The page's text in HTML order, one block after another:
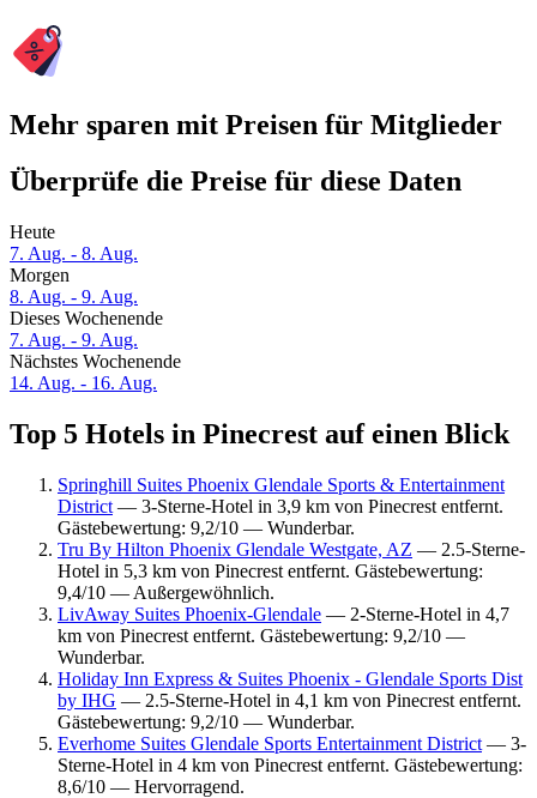
Mehr sparen mit Preisen für Mitglieder
Überprüfe die Preise für diese Daten
Heute
7. Aug. - 8. Aug.
Morgen
8. Aug. - 9. Aug.
Dieses Wochenende
7. Aug. - 9. Aug.
Nächstes Wochenende
14. Aug. - 16. Aug.
Top 5 Hotels in Pinecrest auf einen Blick
Springhill Suites Phoenix Glendale Sports & Entertainment
District — 3-Sterne-Hotel in 3,9 km von Pinecrest entfernt.
Gästebewertung: 9,2/10 — Wunderbar.
Tru By Hilton Phoenix Glendale Westgate, AZ — 2.5-Sterne-
Hotel in 5,3 km von Pinecrest entfernt. Gästebewertung:
9,4/10 — Außergewöhnlich.
LivAway Suites Phoenix-Glendale — 2-Sterne-Hotel in 4,7
km von Pinecrest entfernt. Gästebewertung: 9,2/10 —
Wunderbar.
Holiday Inn Express & Suites Phoenix - Glendale Sports Dist
by IHG — 2.5-Sterne-Hotel in 4,1 km von Pinecrest entfernt.
Gästebewertung: 9,2/10 — Wunderbar.
Everhome Suites Glendale Sports Entertainment District — 3-
Sterne-Hotel in 4 km von Pinecrest entfernt. Gästebewertung:
8,6/10 — Hervorragend.